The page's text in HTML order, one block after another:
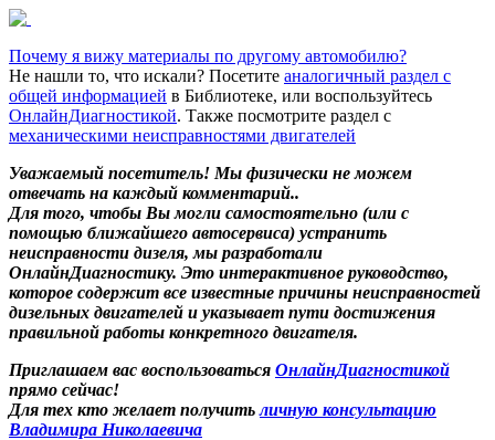
Почему я вижу материалы по другому автомобилю?
Не нашли то, что искали? Посетите аналогичный раздел с
общей информацией в Библиотеке, или воспользуйтесь
ОнлайнДиагностикой. Также посмотрите раздел с
механическими неисправностями двигателей
Уважаемый посетитель! Мы физически не можем
отвечать на каждый комментарий..
Для того, чтобы Вы могли самостоятельно (или с
помощью ближайшего автосервиса) устранить
неисправности дизеля, мы разработали
ОнлайнДиагностику. Это интерактивное руководство,
которое содержит все известные причины неисправностей
дизельных двигателей и указывает пути достижения
правильной работы конкретного двигателя.
Приглашаем вас воспользоваться ОнлайнДиагностикой
прямо сейчас!
Для тех кто желает получитьличную консультацию
Владимира Николаевича